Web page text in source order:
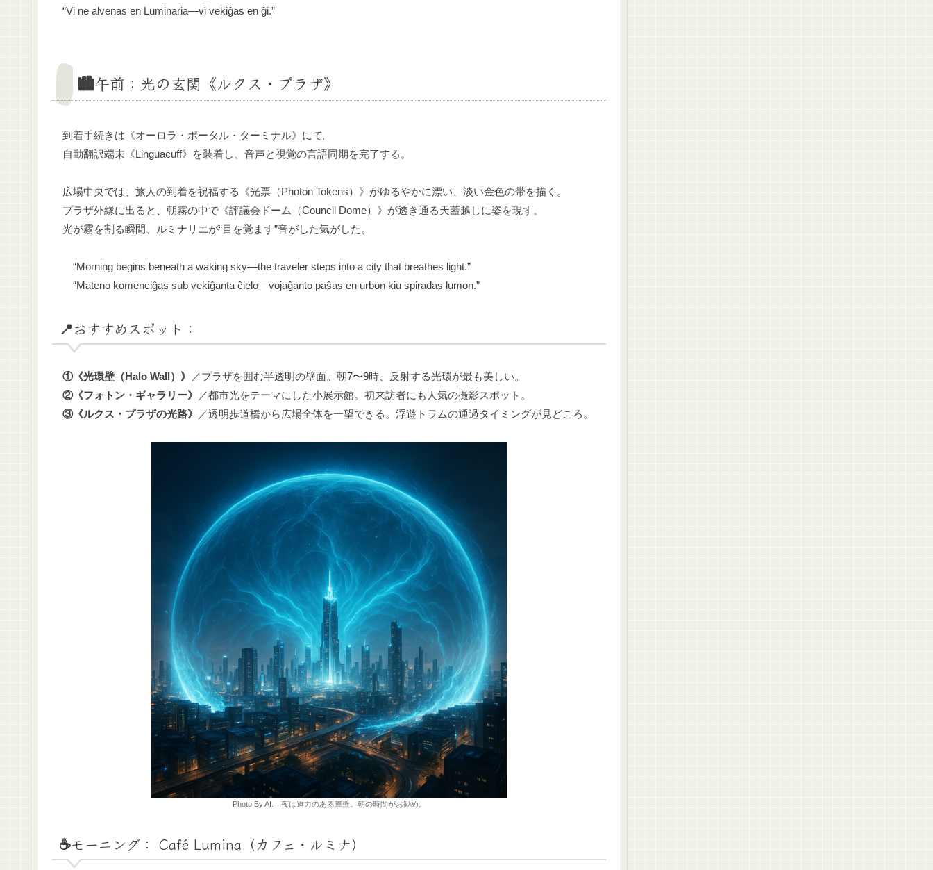
“Vi ne alvenas en Luminaria—vi vekiĝas en ĝi.”
🏙午前：光の玄関《ルクス・プラザ》
到着手続きは《オーロラ・ポータル・ターミナル》にて。
自動翻訳端末《Linguacuff》を装着し、音声と視覚の言語同期を完了する。
広場中央では、旅人の到着を祝福する《光票（Photon Tokens）》がゆるやかに漂い、淡い金色の帯を描く。
プラザ外縁に出ると、朝霧の中で《評議会ドーム（Council Dome）》が透き通る天蓋越しに姿を現す。
光が霧を割る瞬間、ルミナリエが“目を覚ます”音がした気がした。
“Morning begins beneath a waking sky—the traveler steps into a city that breathes light.”
“Mateno komenciĝas sub vekiĝanta ĉielo—vojaĝanto paŝas en urbon kiu spiradas lumon.”
📍おすすめスポット：
①《光環壁（Halo Wall）》
／プラザを囲む半透明の壁面。朝7〜9時、反射する光環が最も美しい。
②《フォトン・ギャラリー》
／都市光をテーマにした小展示館。初来訪者にも人気の撮影スポット。
③《ルクス・プラザの光路》
／透明歩道橋から広場全体を一望できる。浮遊トラムの通過タイミングが見どころ。
Photo By AI. 夜は迫力のある障壁。朝の時間がお勧め。
☕️モーニング： Café Lumina（カフェ・ルミナ）